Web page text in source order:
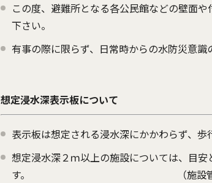
この度、避難所となる各公民館などの壁面
下さい。
有事の際に限らず、日常時からの水防災意
想定浸水深表示板について
表示板は想定される浸水深にかかわらず、
想定浸水深２ｍ以上の施設については、目
す。 （施設管理者との協議よ